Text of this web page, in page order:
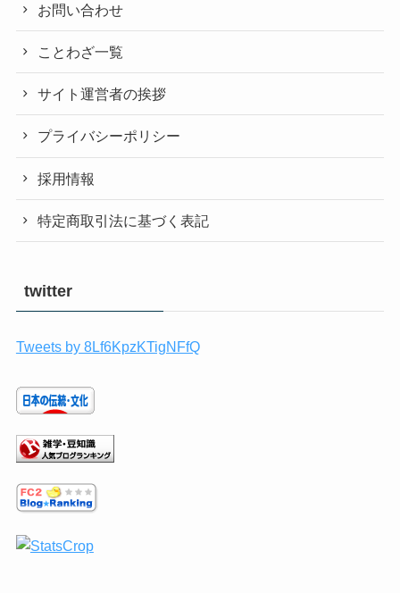
お問い合わせ
ことわざ一覧
サイト運営者の挨拶
プライバシーポリシー
採用情報
特定商取引法に基づく表記
twitter
Tweets by 8Lf6KpzKTigNFfQ